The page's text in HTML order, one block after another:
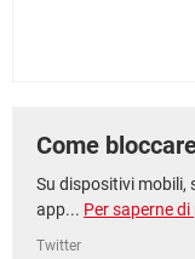
Come
Su dispositivi mobili,
app... Per saperne di
Twitter